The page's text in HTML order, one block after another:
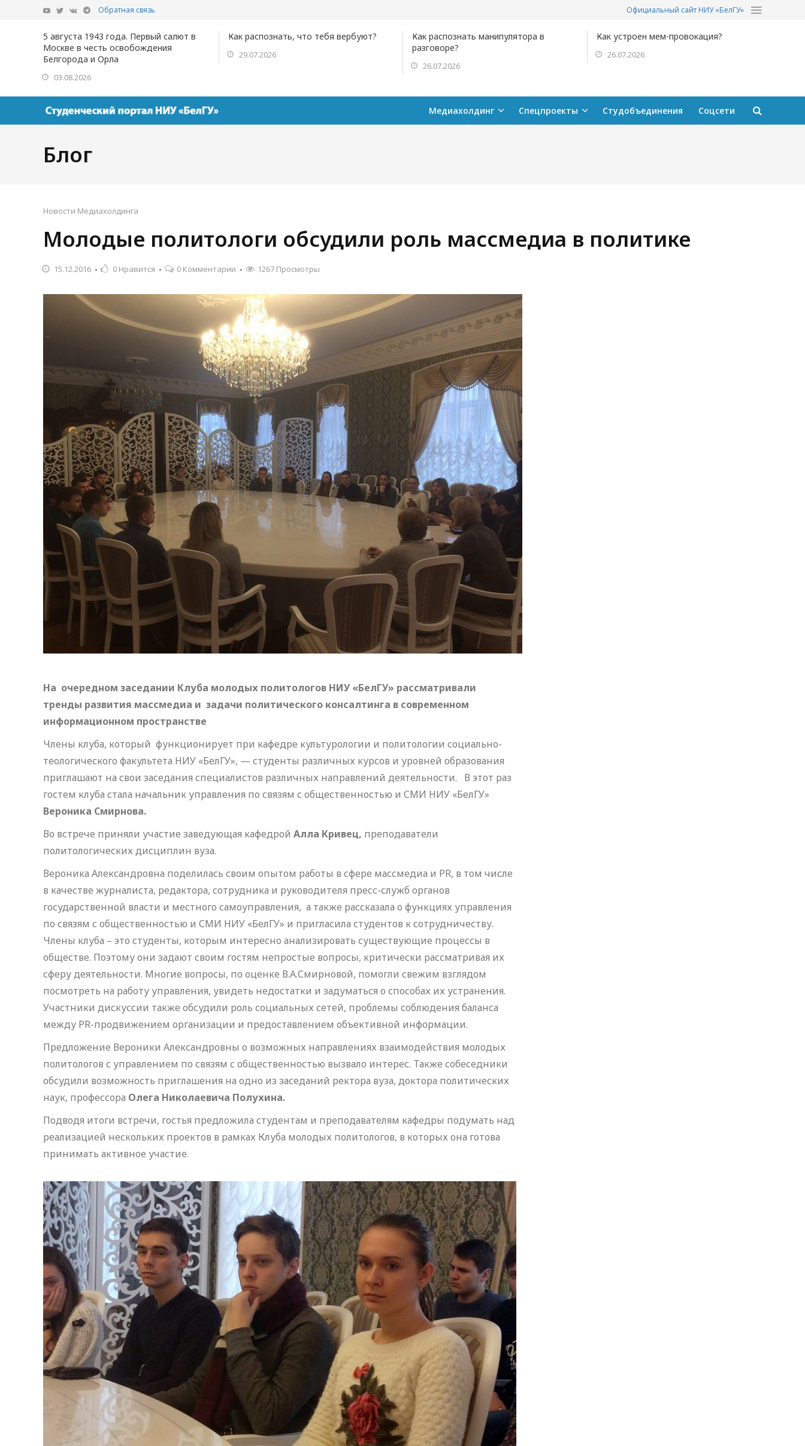
Обратная связь Официальный сайт НИУ «БелГУ»
5 августа 1943 года. Первый салют в
Москве в честь освобождения
Белгорода и Орла
03.08.2026
Как распознать, что тебя вербуют?
29.07.2026
Как распознать манипулятора в
разговоре?
26.07.2026
Как устроен мем-провокация?
26.07.2026
Медиахолдинг Спецпроекты Студобъединения Соцсети
Блог
Новости Медиахолдинга
Молодые политологи обсудили роль массмедиа в политике
15.12.2016 0 Нравится 0 Комментарии 1267 Просмотры
На очередном заседании Клуба молодых политологов НИУ «БелГУ» рассматривали
тренды развития массмедиа и задачи политического консалтинга в современном
информационном пространстве
Члены клуба, который функционирует при кафедре культурологии и политологии социально-
теологического факультета НИУ «БелГУ», — студенты различных курсов и уровней образования
приглашают на свои заседания специалистов различных направлений деятельности. В этот раз
гостем клуба стала начальник управления по связям с общественностью и СМИ НИУ «БелГУ»
Вероника Смирнова.
Во встрече приняли участие заведующая кафедрой Алла Кривец, преподаватели
политологических дисциплин вуза.
Вероника Александровна поделилась своим опытом работы в сфере массмедиа и PR, в том числе
в качестве журналиста, редактора, сотрудника и руководителя пресс-служб органов
государственной власти и местного самоуправления, а также рассказала о функциях управления
по связям с общественностью и СМИ НИУ «БелГУ» и пригласила студентов к сотрудничеству.
Члены клуба – это студенты, которым интересно анализировать существующие процессы в
обществе. Поэтому они задают своим гостям непростые вопросы, критически рассматривая их
сферу деятельности. Многие вопросы, по оценке В.А.Смирновой, помогли свежим взглядом
посмотреть на работу управления, увидеть недостатки и задуматься о способах их устранения.
Участники дискуссии также обсудили роль социальных сетей, проблемы соблюдения баланса
между PR-продвижением организации и предоставлением объективной информации.
Предложение Вероники Александровны о возможных направлениях взаимодействия молодых
политологов с управлением по связям с общественностью вызвало интерес. Также собеседники
обсудили возможность приглашения на одно из заседаний ректора вуза, доктора политических
наук, профессора Олега Николаевича Полухина.
Подводя итоги встречи, гостья предложила студентам и преподавателям кафедры подумать над
реализацией нескольких проектов в рамках Клуба молодых политологов, в которых она готова
принимать активное участие.